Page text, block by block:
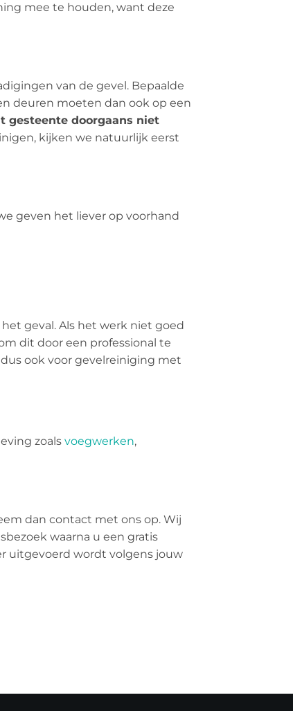
mee te houden, want deze
van de gevel. Bepaalde
deuren moeten dan ook op een
gesteente doorgaans niet
kijken we natuurlijk eerst
geven het liever op voorhand
geval. Als het werk niet goed
dit door een professional te
ook voor gevelreiniging met
zoals voegwerken,
dan contact met ons op. Wij
waarna u een gratis
uitgevoerd wordt volgens jouw